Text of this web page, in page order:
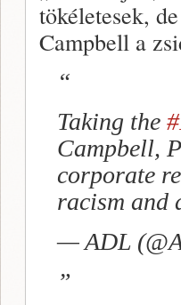
tökéletesek,
Campbell a
Taking the
Campbell,
corporate
racism and
— ADL